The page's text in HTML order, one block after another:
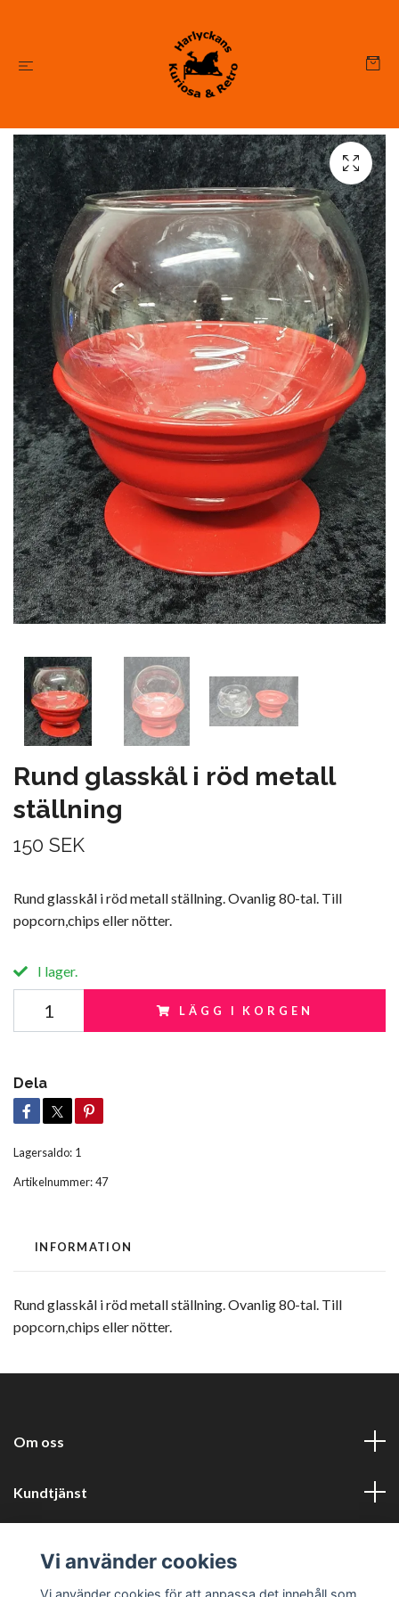
Rund glasskål i röd metall
ställning
150 SEK
Rund glasskål i röd metall ställning. Ovanlig 80-tal. Till
popcorn,chips eller nötter.
I lager.
LÄGG I KORGEN
Dela
Lagersaldo: 1
Artikelnummer:47
INFORMATION
Rund glasskål i röd metall ställning. Ovanlig 80-tal. Till
popcorn,chips eller nötter.
Om oss
Kundtjänst
Vi använder cookies
Vi använder cookies för att anpassa det innehåll som